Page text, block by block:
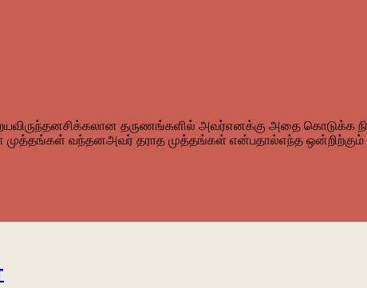
தருணங்களில் அவர்எனக்கு அதை கொடுக்க
முத்தங்கள் வந்தனஅவர் தராத முத்தங்கள் என்பதால்எந்த